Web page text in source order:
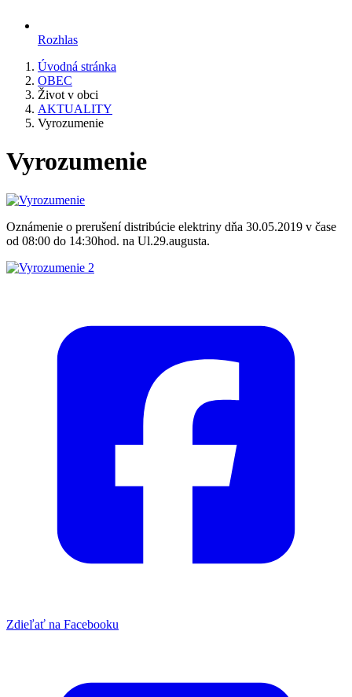
Rozhlas
Úvodná stránka
OBEC
Život v obci
AKTUALITY
Vyrozumenie
Vyrozumenie
Oznámenie o prerušení distribúcie elektriny dňa 30.05.2019 v čase
od 08:00 do 14:30hod. na Ul.29.augusta.
Zdieľať na Facebooku